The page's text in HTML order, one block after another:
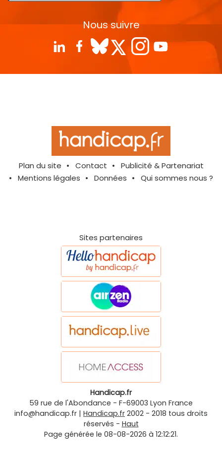
Nous suivre
Plan du site Contact
Publicité & Partenariat
Mentions légales
Données Qui sommes nous ?
Sites partenaires
Handicap.fr
59 rue de l'Abondance - F-69003 Lyon France
info@handicap.fr | Handicap.fr 2002 - 2018 tous droits
réservés - Haut
Page générée le 08-08-2026 à 12:12:21.